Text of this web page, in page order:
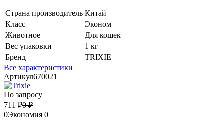
Страна производитель Китай
Класс
Эконом
Животное
Для кошек
Вес упаковки
1 кг
Бренд
TRIXIE
Все характеристики
Артикул670021
По запросу
711 ₽0 ₽
0Экономия 0